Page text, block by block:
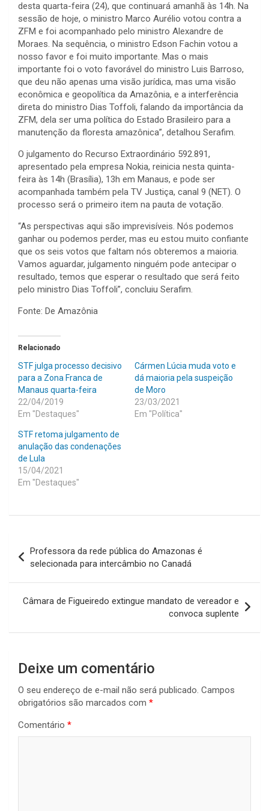
desta quarta-feira (24), que continuará amanhã às 14h. Na
sessão de hoje, o ministro Marco Aurélio votou contra a
ZFM e foi acompanhado pelo ministro Alexandre de
Moraes. Na sequência, o ministro Edson Fachin votou a
nosso favor e foi muito importante. Mas o mais
importante foi o voto favorável do ministro Luis Barroso,
que deu não apenas uma visão jurídica, mas uma visão
econômica e geopolítica da Amazônia, e a interferência
direta do ministro Dias Toffoli, falando da importância da
ZFM, dela ser uma política do Estado Brasileiro para a
manutenção da floresta amazônica”, detalhou Serafim.
O julgamento do Recurso Extraordinário 592.891,
apresentado pela empresa Nokia, reinicia nesta quinta-
feira às 14h (Brasília), 13h em Manaus, e pode ser
acompanhada também pela TV Justiça, canal 9 (NET). O
processo será o primeiro item na pauta de votação.
“As perspectivas aqui são imprevisíveis. Nós podemos
ganhar ou podemos perder, mas eu estou muito confiante
que os seis votos que faltam nós obteremos a maioria.
Vamos aguardar, julgamento ninguém pode antecipar o
resultado, temos que esperar o resultado que será feito
pelo ministro Dias Toffoli”, concluiu Serafim.
Fonte: De Amazônia
Relacionado
STF julga processo decisivo
para a Zona Franca de
Manaus quarta-feira
22/04/2019
Em "Destaques"
Cármen Lúcia muda voto e
dá maioria pela suspeição
de Moro
23/03/2021
Em "Política"
STF retoma julgamento de
anulação das condenações
de Lula
15/04/2021
Em "Destaques"
de
Post
Professora da rede pública do Amazonas é
selecionada para intercâmbio no Canadá
Câmara de Figueiredo extingue mandato de vereador e
convoca suplente
Deixe um comentário
O seu endereço de e-mail não será publicado. Campos
obrigatórios são marcados com *
Comentário *